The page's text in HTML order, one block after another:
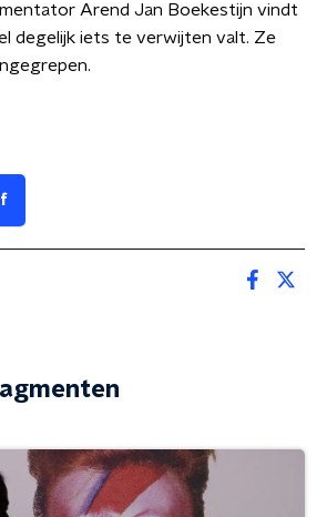
Arend Jan Boekestijn vindt
degelijk iets te verwijten valt. Ze